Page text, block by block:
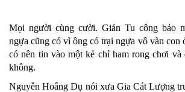
Mọi người cùng cười. Giản Tu công bảo
ngựa cũng có vì ông có trại ngựa vô vàn
có nên tin vào một kẻ chỉ ham rong chơi
không.
Nguyễn Hoằng Dụ nói xưa Gia Cát Lượng